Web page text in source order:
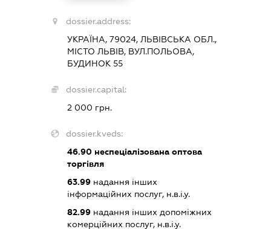
dossier.address:
УКРАЇНА, 79024, ЛЬВІВСЬКА ОБЛ.,
МІСТО ЛЬВІВ, ВУЛ.ПОЛЬОВА,
БУДИНОК 55
dossier.capital:
2 000 грн.
dossier.kveds:
46.90неспеціалізована оптова
торгівля
63.99надання інших
інформаційних послуг, н.в.і.у.
82.99надання інших допоміжних
комерційних послуг, н.в.і.у.